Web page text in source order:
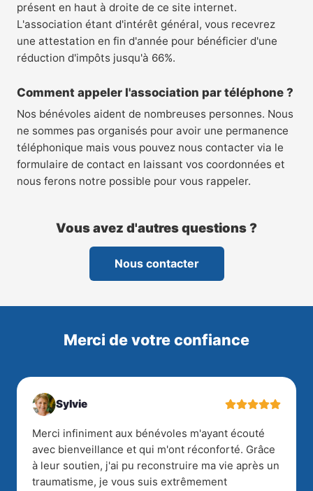
présent en haut à droite de ce site internet.
L'association étant d'intérêt général, vous recevrez
une attestation en fin d'année pour bénéficier d'une
réduction d'impôts jusqu'à 66%.
Comment appeler l'association par téléphone ?
Nos bénévoles aident de nombreuses personnes. Nous
ne sommes pas organisés pour avoir une permanence
téléphonique mais vous pouvez nous contacter via le
formulaire de contact en laissant vos coordonnées et
nous ferons notre possible pour vous rappeler.
Vous avez d'autres questions ?
Nous contacter
Merci de votre confiance
Sylvie
Merci infiniment aux bénévoles m'ayant écouté
avec bienveillance et qui m'ont réconforté. Grâce
à leur soutien, j'ai pu reconstruire ma vie après un
traumatisme, je vous suis extrêmement